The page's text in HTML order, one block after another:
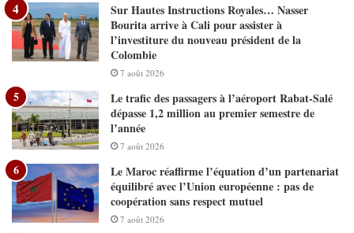
Sur Hautes Instructions Royales… Nasser
Bourita arrive à Cali pour assister à
l’investiture du nouveau président de la
Colombie
7 août 2026
Le trafic des passagers à l’aéroport Rabat-Salé
dépasse 1,2 million au premier semestre de
l’année
7 août 2026
Le Maroc réaffirme l’équation d’un partenariat
équilibré avec l’Union européenne : pas de
coopération sans respect mutuel
7 août 2026